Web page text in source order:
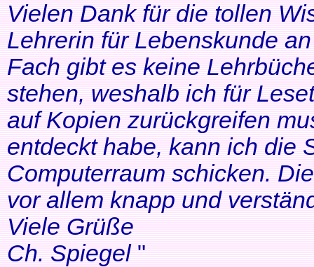
Vielen Dank für die tollen
Lehrerin für Lebenskunde
Fach gibt es keine
stehen, weshalb ich für
auf Kopien zurückgreifen
entdeckt habe, kann ich die
Computerraum schicken.
vor allem knapp und
Viele Grüße
Ch. Spiegel"